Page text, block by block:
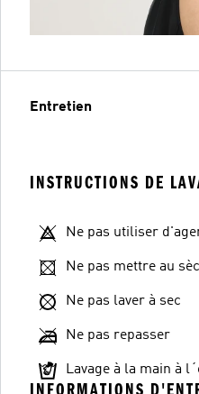
Entretien
INSTRUCTIONS DE
Ne pas utiliser
Ne pas mettre au
Ne pas laver à sec
Ne pas repasser
Lavage à la main à